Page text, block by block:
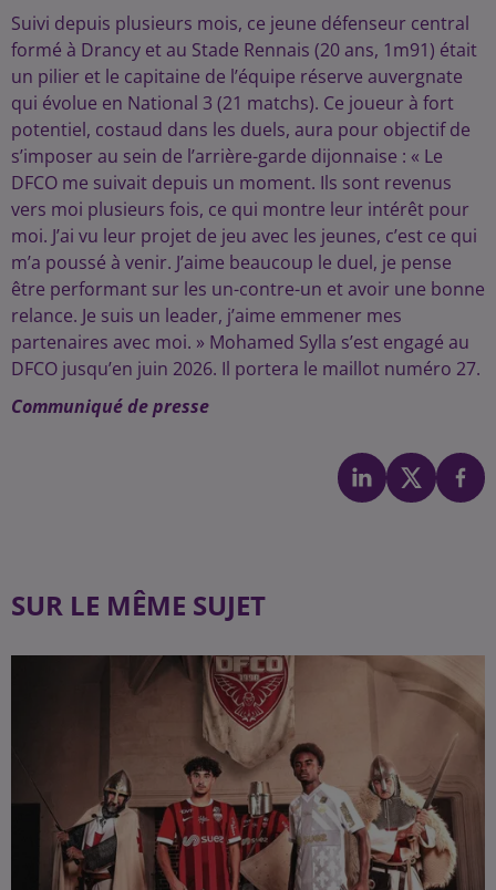
Suivi depuis plusieurs mois, ce jeune défenseur central
formé à Drancy et au Stade Rennais (20 ans, 1m91) était
un pilier et le capitaine de l’équipe réserve auvergnate
qui évolue en National 3 (21 matchs). Ce joueur à fort
potentiel, costaud dans les duels, aura pour objectif de
s’imposer au sein de l’arrière-garde dijonnaise : « Le
DFCO me suivait depuis un moment. Ils sont revenus
vers moi plusieurs fois, ce qui montre leur intérêt pour
moi. J’ai vu leur projet de jeu avec les jeunes, c’est ce qui
m’a poussé à venir. J’aime beaucoup le duel, je pense
être performant sur les un-contre-un et avoir une bonne
relance. Je suis un leader, j’aime emmener mes
partenaires avec moi. » Mohamed Sylla s’est engagé au
DFCO jusqu’en juin 2026. Il portera le maillot numéro 27.
Communiqué de presse
SUR LE MÊME SUJET